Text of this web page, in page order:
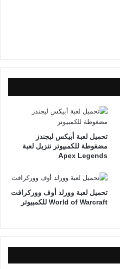
تحميل لعبة أبيكس ليجندز
مضغوطة للكمبيوتر تنزيل لعبة
Apex Legends
تحميل لعبة وورلد أوف ووركرافت
World of Warcraft للكمبيوتر